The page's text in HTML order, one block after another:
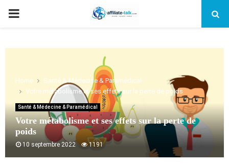
PRIMARY
Home
Santé & Médecine & Paramédical
Votre métabolisme et ses effets sur la perte de poids
Santé & Médecine & Paramédical
Votre métabolisme et ses effets sur la perte de
poids
10 septembre 2022 1191